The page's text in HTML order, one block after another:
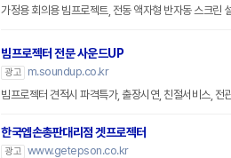
가정용 회의용 빔프로젝트, 전동 액자형 반자동 스크린
빔프로젝터 전문 사운드UP
광고
m.soundup.co.kr
빔프로젝터 견적시 파격특가, 출장시연, 친절서비스, 전
한국엡손총판대리점 겟프로젝터
광고 www.getepson.co.kr